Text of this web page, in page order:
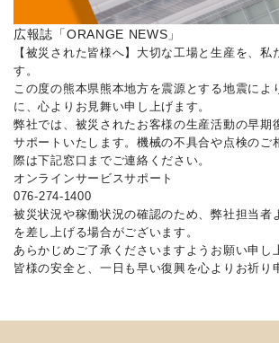
広報誌「ORANGE NEWS」
【被災された皆様へ】大切な工場と生産を、私
す。
この度の熊本県熊本地方を震源とする地震によ
に、心よりお見舞い申し上げます。
弊社では、被災されたお客様の生産活動の早期
サポートいたします。機械の不具合や点検のご
際は下記窓口までご連絡ください。
オンラインサービスサポート
076-274-1400
被災状況や稼働状況の確認のため、弊社担当者
を差し上げる場合がございます。
あらかじめご了承くださいますようお願い申し
皆様の安全と、一日も早い復興を心よりお祈り